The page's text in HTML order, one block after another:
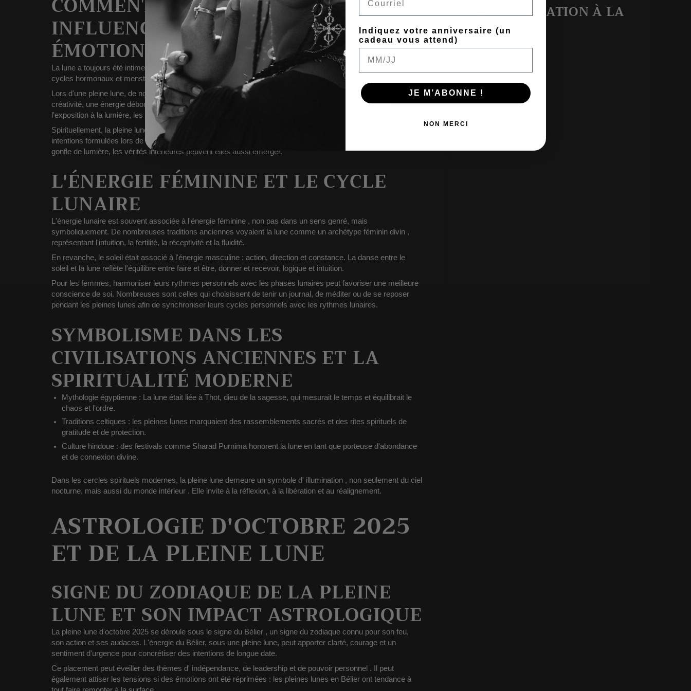
INFLUENCENT LES ÉTATS
ÉMOTIONNELS ET SPIRITUELS
La lune a toujours été intimement liée aux émotions et au rythme humains
. Du flux et reflux des marées aux
cycles hormonaux et menstruels, son influence a été documentée à travers les cultures et les siècles.
Lors d'une pleine lune, de nombreuses personnes ressentent
, des explosions de
créativité, une énergie débordante, voire une profonde réflexion. Ce n'est pas une simple coïncidence :
l'exposition à la lumière, les rythmes circadiens et les associations psychologiques y contribuent tous.
Spirituellement, la pleine lune représente
intentions formulées lors de la nouvelle lune atteignent leur réalisation symbolique. Tout comme la lune se
gonfle de lumière, les vérités intérieures peuvent elles aussi émerger.
L'ÉNERGIE FÉMININE ET LE CYCLE
LUNAIRE
L'énergie lunaire est souvent associée à l'énergie féminine , non pas dans un sens genré, mais
symboliquement. De nombreuses traditions anciennes voyaient la lune comme un archétype féminin divin ,
représentant l'intuition, la fertilité, la réceptivité et la fluidité.
En revanche, le soleil était associé à l'énergie masculine : action, direction et constance. La danse entre le
soleil et la lune reflète l'équilibre entre faire et être, donner et recevoir, logique et intuition.
Pour les femmes, harmoniser leurs rythmes personnels avec les phases lunaires peut favoriser une meilleure
conscience de soi. Nombreuses sont celles qui choisissent de tenir un journal, de méditer ou de se reposer
pendant les pleines lunes afin de synchroniser leurs cycles personnels avec les rythmes lunaires.
SYMBOLISME DANS LES
CIVILISATIONS ANCIENNES ET LA
SPIRITUALITÉ MODERNE
Mythologie égyptienne :
La lune était liée à Thot, dieu de la sagesse, qui mesurait le temps et équilibrait le
chaos et l'ordre.
Traditions celtiques : les pleines lunes marquaient des rassemblements sacrés et des rites spirituels de
gratitude et de protection.
Culture hindoue : des festivals comme Sharad Purnima honorent la lune en tant que porteuse d'abondance
et de connexion divine.
Dans les cercles spirituels modernes, la pleine lune demeure un symbole d' illumination , non seulement du ciel
nocturne, mais aussi du monde intérieur . Elle invite à la réflexion, à la libération et au réalignement.
ASTROLOGIE D'OCTOBRE 2025
ET DE LA PLEINE LUNE
SIGNE DU ZODIAQUE DE LA PLEINE
LUNE ET SON IMPACT ASTROLOGIQUE
La pleine lune d'octobre 2025 se déroule sous le signe du Bélier , un signe du zodiaque connu pour son feu,
son action et ses audaces. L'énergie du Bélier, sous une pleine lune, peut apporter clarté, courage et un
sentiment d'urgence pour concrétiser des intentions de longue date.
Ce placement peut éveiller des thèmes d' indépendance, de leadership et de pouvoir personnel . Il peut
également attiser les tensions si des émotions ont été réprimées : les pleines lunes en Bélier ont tendance à
TRANSFORMATION À LA
MATIÈRE
Indiquez votre anniversaire (un
cadeau vous attend)
JE M’ABONNE !
NON MERCI